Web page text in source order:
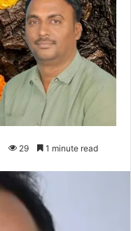
29 1 minute read